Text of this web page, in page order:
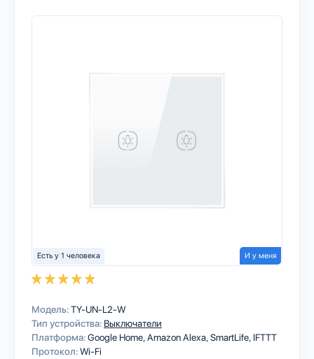
Есть у 1 человека И у меня
Модель:TY-UN-L2-W
Тип устройства: Выключатели
Платформа:Google HomeAmazon AlexaSmartLife IFTTT
Протокол:Wi-Fi